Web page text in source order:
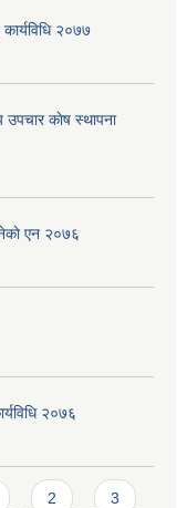
२०७७
उपचार काेष स्थापना
एन २०७६
२०७६
2 3